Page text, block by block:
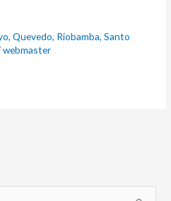
,Quevedo, Riobamba,Santo
webmaster